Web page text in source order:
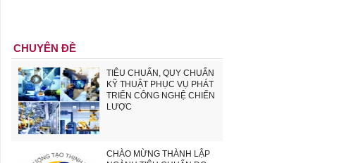
CHUYÊN ĐỀ
TIÊU CHUẨN, QUY CHUẨN
KỸ THUẬT PHỤC VỤ PHÁT
TRIỂN CÔNG NGHỆ CHIẾN
LƯỢC
CHÀO MỪNG THÀNH LẬP